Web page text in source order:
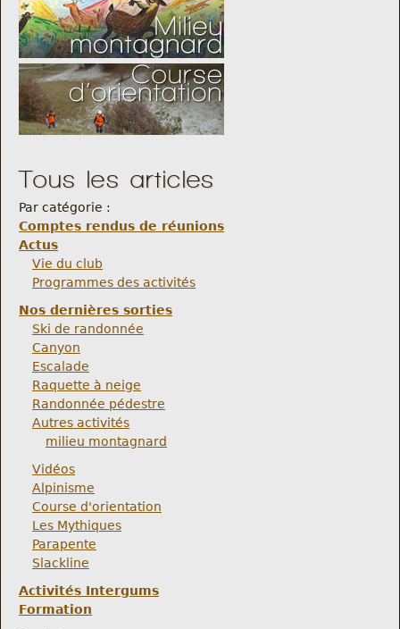
Tous les articles
Par catégorie :
Comptes rendus de réunions
Actus
Vie du club
Programmes des activités
Nos dernières sorties
Ski de randonnée
Canyon
Escalade
Raquette à neige
Randonnée pédestre
Autres activités
milieu montagnard
Vidéos
Alpinisme
Course d'orientation
Les Mythiques
Parapente
Slackline
Activités Intergums
Formation